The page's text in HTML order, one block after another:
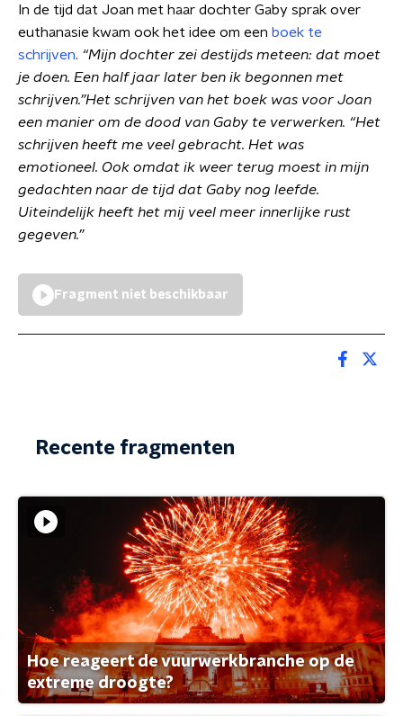
In de tijd dat Joan met haar dochter Gaby sprak over
euthanasie kwam ook het idee om een boek te
schrijven. “Mijn dochter zei destijds meteen: dat moet
je doen. Een half jaar later ben ik begonnen met
schrijven.”Het schrijven van het boek was voor Joan
een manier om de dood van Gaby te verwerken. “Het
schrijven heeft me veel gebracht. Het was
emotioneel. Ook omdat ik weer terug moest in mijn
gedachten naar de tijd dat Gaby nog leefde.
Uiteindelijk heeft het mij veel meer innerlijke rust
gegeven.”
Fragment niet beschikbaar
Recente fragmenten
Hoe reageert de vuurwerkbranche op de
extreme droogte?